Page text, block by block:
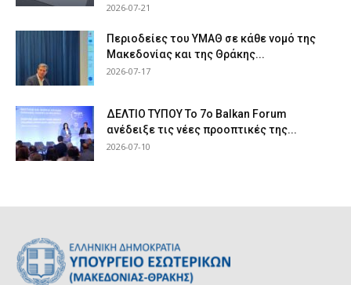
2026-07-21
Περιοδείες του ΥΜΑΘ σε κάθε νομό της
Μακεδονίας και της Θράκης...
2026-07-17
ΔΕΛΤΙΟ ΤΥΠΟΥ Το 7ο Balkan Forum
ανέδειξε τις νέες προοπτικές της...
2026-07-10